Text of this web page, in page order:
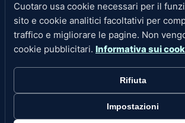
LINK LEGALI
Privacy
Termini di servizio
Politica di rimborso
Note legali
Impostazioni cookie
Cuotaro usa cookie necessari per il
sito e cookie analitici facoltativi per
traffico e migliorare le pagine. Non
cookie pubblicitari. Informativa sui
Rifiuta
Impostazioni